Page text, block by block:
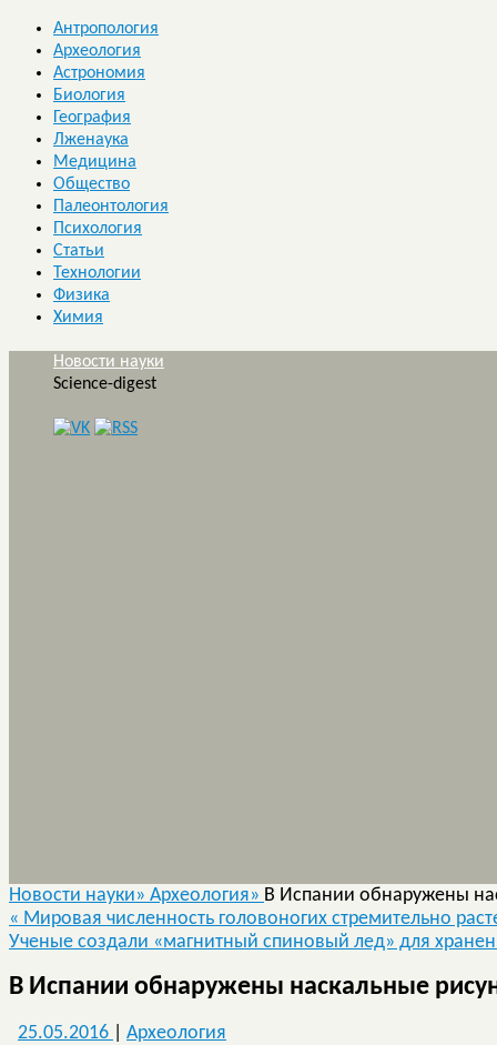
Антропология
Археология
Астрономия
Биология
География
Лженаука
Медицина
Общество
Палеонтология
Психология
Статьи
Технологии
Физика
Химия
Новости науки
Science-digest
Новости науки» Археология» В Испании обнаружены
« Мировая численность головоногих стремительно
Ученые создали «магнитный спиновый лед» для
В Испании обнаружены наскальные
25.05.2016 Археология